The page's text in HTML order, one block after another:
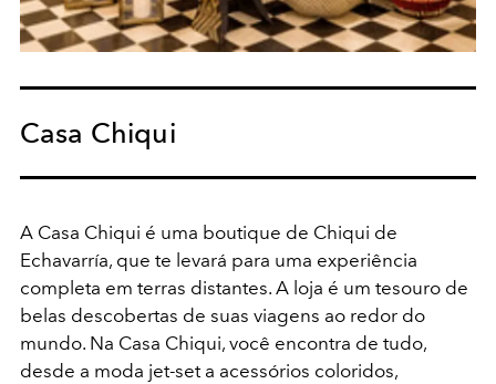
Casa Chiqui
A Casa Chiqui é uma boutique de Chiqui de
Echavarría, que te levará para uma experiência
completa em terras distantes. A loja é um tesouro de
belas descobertas de suas viagens ao redor do
mundo. Na Casa Chiqui, você encontra de tudo,
desde a moda jet-set a acessórios coloridos,